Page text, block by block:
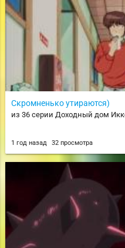
Скромненько утираются)
из 36 серии Доходный дом
1 год назад 32 просмотра